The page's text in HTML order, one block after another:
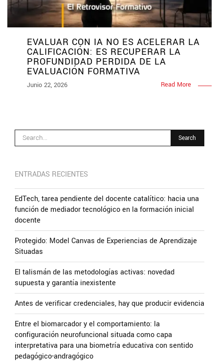
EVALUAR CON IA NO ES ACELERAR LA
CALIFICACIÓN: ES RECUPERAR LA
PROFUNDIDAD PERDIDA DE LA
EVALUACIÓN FORMATIVA
Junio 22, 2026 Read More
ENTRADAS RECIENTES
EdTech, tarea pendiente del docente catalítico: hacia una
función de mediador tecnológico en la formación inicial
docente
Protegido: Model Canvas de Experiencias de Aprendizaje
Situadas
El talismán de las metodologías activas: novedad
supuesta y garantía inexistente
Antes de verificar credenciales, hay que producir evidencia
Entre el biomarcador y el comportamiento: la
configuración neurofuncional situada como capa
interpretativa para una biometría educativa con sentido
pedagógico-andragógico